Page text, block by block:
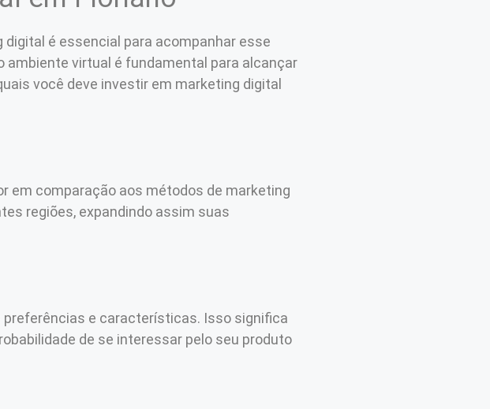
é essencial para acompanhar esse
ambiente virtual é fundamental para alcançar
você deve investir em marketing digital
em comparação aos métodos de marketing
regiões, expandindo assim suas
e características. Isso significa
de se interessar pelo seu produto